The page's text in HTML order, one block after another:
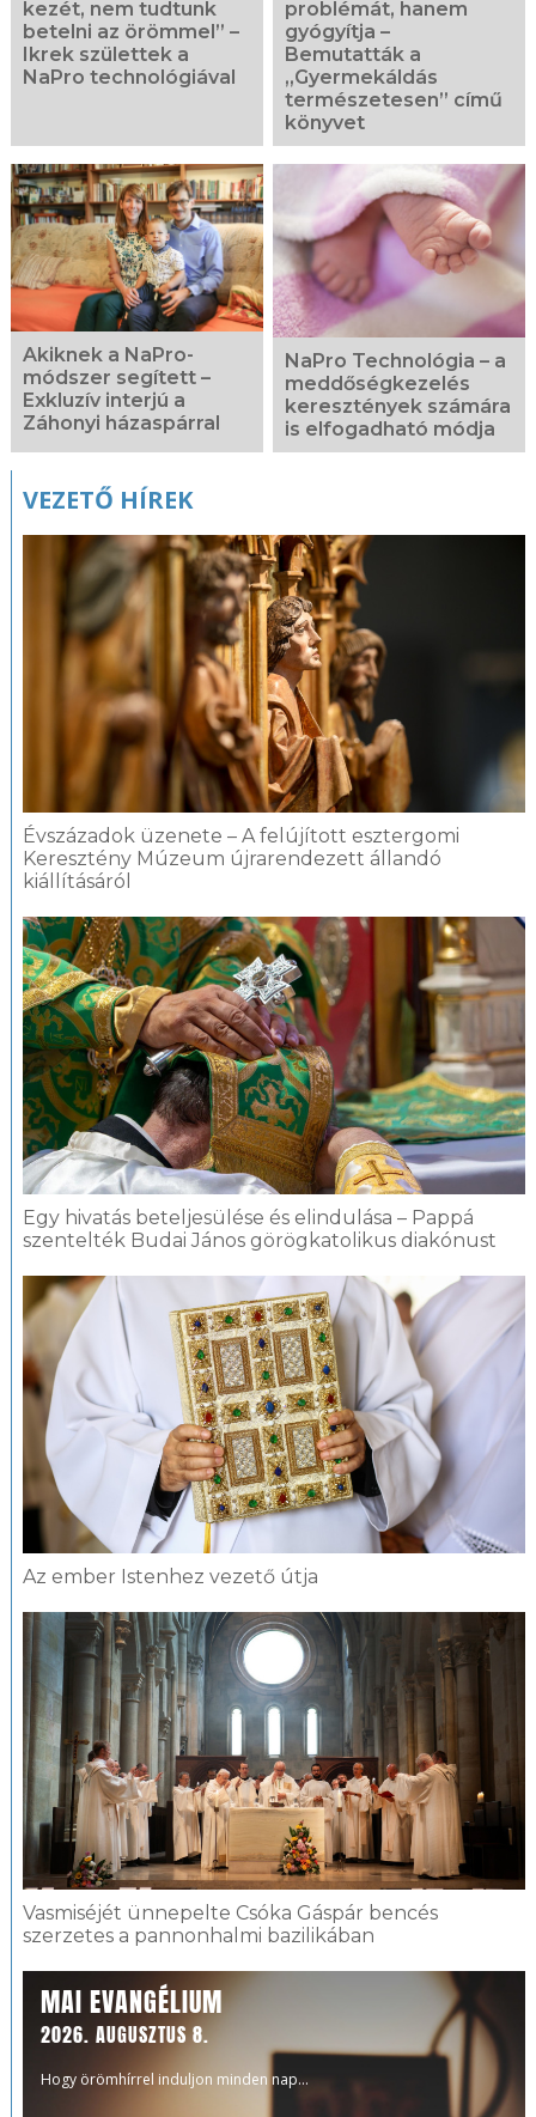
kezét, nem tudtunk
betelni az örömmel” –
Ikrek születtek a
NaPro technológiával
problémát, hanem
gyógyítja –
Bemutatták a
„Gyermekáldás
természetesen” című
könyvet
Akiknek a NaPro-
módszer segített –
Exkluzív interjú a
Záhonyi házaspárral
NaPro Technológia – a
meddőségkezelés
keresztények számára
is elfogadható módja
VEZETŐ HÍREK
Évszázadok üzenete – A felújított esztergomi
Keresztény Múzeum újrarendezett állandó
kiállításáról
Egy hivatás beteljesülése és elindulása – Pappá
szentelték Budai János görögkatolikus diakónust
Az ember Istenhez vezető útja
Vasmiséjét ünnepelte Csóka Gáspár bencés
szerzetes a pannonhalmi bazilikában
MAI EVANGÉLIUM
2026. AUGUSZTUS 8.
Hogy örömhírrel induljon minden nap...